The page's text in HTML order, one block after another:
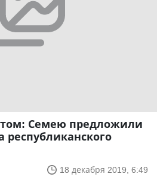
Семею предложили
республиканского
18 декабря 2019, 6:49